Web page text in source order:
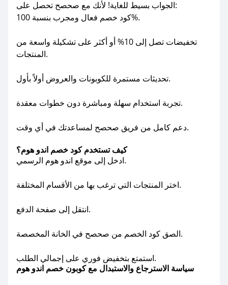
الجواب بسيط للغاية! لأنك مع صحصح تحصل على:
كود خصم فعال ومجرب بنسبة 100%.
تخفيضات تصل إلى 10% أو أكثر على تشكيلة واسعة من
المنتجات.
تحديثات مستمرة للكوبونات والعروض أولاً بأول.
تجربة استخدام سهلة ومباشرة دون خطوات معقدة.
دعم كامل من فريق صحصح لمساعدتك في أي وقت.
كيف تستخدم كود خصم اندو هوم؟
ادخل إلى موقع اندو هوم الرسمي.
اختر المنتجات التي ترغب بها من الأقسام المختلفة.
انتقل إلى صفحة الدفع.
الصق كود الخصم من صحصح في الخانة المخصصة.
استمتع بتخفيض فوري على إجمالي الطلب.